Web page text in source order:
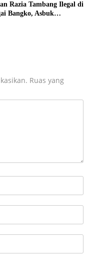
Razia Tambang Ilegal di
Bangko, Asbuk
Ruas yang